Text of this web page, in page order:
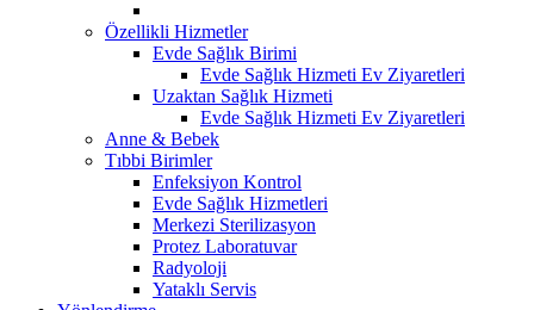
Özellikli Hizmetler
Evde Sağlık Birimi
Evde Sağlık Hizmeti Ev Ziyaretleri
Uzaktan Sağlık Hizmeti
Evde Sağlık Hizmeti Ev Ziyaretleri
Anne & Bebek
Tıbbi Birimler
Enfeksiyon Kontrol
Evde Sağlık Hizmetleri
Merkezi Sterilizasyon
Protez Laboratuvar
Radyoloji
Yataklı Servis